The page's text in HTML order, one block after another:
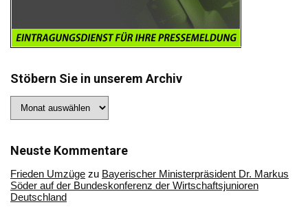
Stöbern Sie in unserem Archiv
Sie
Archiv
Neuste Kommentare
Frieden Umzüge zu Bayerischer Ministerpräsident Dr. Markus
Söder auf der Bundeskonferenz der Wirtschaftsjunioren
Deutschland